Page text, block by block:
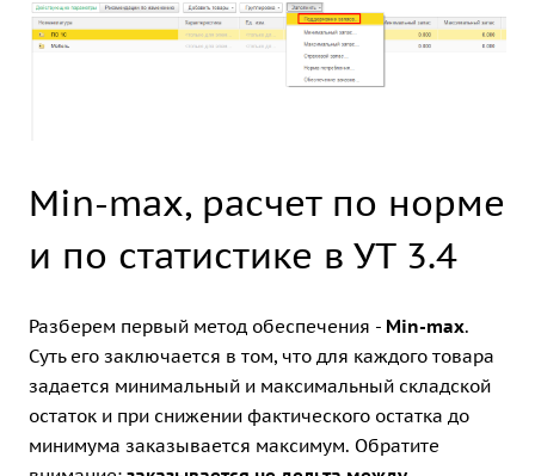
Min-max, расчет по норме
и по статистике в УТ 3.4
Разберем первый метод обеспечения - Min-max.
Суть его заключается в том, что для каждого товара
задается минимальный и максимальный складской
остаток и при снижении фактического остатка до
минимума заказывается максимум. Обратите